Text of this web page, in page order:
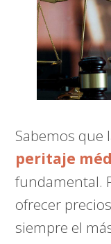
Sabemos que
peritaje
fundamental.
ofrecer
siempre el